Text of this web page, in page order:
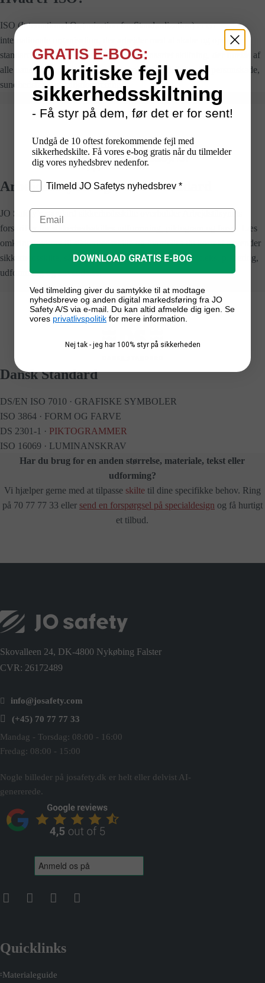
ISO (International Organization for Standardization) er en
internationale organisation, der arbejder med at skabe og opdatere
standarder. Standarder der sikrer f.eks. ensartet skiltning, der forstås af
alle uanset sprogkundskaber, dette mindsker risikoen for personskade,
sundhedsfare og miljøforurening.
Arbejdstilsynet og Dansk Standard
JO Safety’s standard
overholder Arbejdstilsynets
forskrifter for sikkerhedsskiltes udformning, piktogram og farve. Læs
omkring lovkrav til sikkerhedsskilte og hvorledes du korrekt anvender
sikkerhedsskilte, så du følger de lovmæssige krav for f.eks. placering,
udformning og anvendelse.
Dansk Standard
DS/EN ISO 7010 · GRAFISKE SYMBOLER
ISO 3864 · FORM OG FARVE
DS 2301-1 · PIKTOGRAMMER
ISO 16069 · LUMINANSKRAV
Har du brug for en anden størrelse, materiale, tekst eller
udforming?
Vi hjælper gerne med at tilpasse skiltetil dine specifikke behov. Ring
på 70 77 77 33 eller send en forspørgsel på specialdesign og få hurtigt
et tilbud.
Skovalleen 24, DK-4800 Nykøbing Falster
CVR: 26172489
info@josafety.com
(+45) 70 77 77 33
Mandag - Torsdag: 08:00 - 16:00
Fredag: 08:00 - 15:00
Nogle billeder på josafety.dk er helt eller delvist AI-
genererede.
Quicklinks
Materialeguide
GRATIS E-BOG:
10 kritiske fejl ved
sikkerhedsskiltning
- Få styr på dem, før det er for sent!
Undgå de 10 oftest forekommende fejl med
sikkerhedskilte. Få vores e-bog gratis når du tilmelder
dig vores nyhedsbrev nedenfor.
Tilmeld JO Safetys nyhedsbrev *
DOWNLOAD GRATIS E-BOG
Ved tilmelding giver du samtykke til at modtage
nyhedsbreve og anden digital markedsføring fra JO
Safety A/S via e-mail. Du kan altid afmelde dig igen. Se
vores privatlivspolitik for mere information.
Nej tak - jeg har 100% styr på sikkerheden